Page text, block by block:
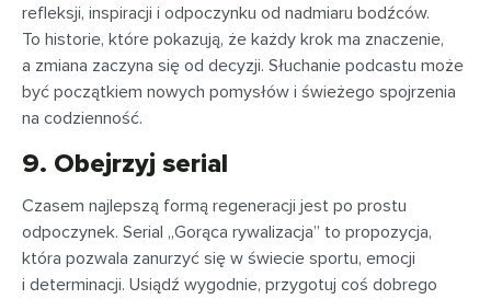
refleksji, inspiracji i odpoczynku od nadmiaru bodźców.
To historie, które pokazują, że każdy krok ma znaczenie,
a zmiana zaczyna się od decyzji. Słuchanie podcastu może
być początkiem nowych pomysłów i świeżego spojrzenia
na codzienność.
9. Obejrzyj serial
Czasem najlepszą formą regeneracji jest po prostu
odpoczynek. Serial „Gorąca rywalizacja” to propozycja,
która pozwala zanurzyć się w świecie sportu, emocji
i determinacji. Usiądź wygodnie, przygotuj coś dobrego